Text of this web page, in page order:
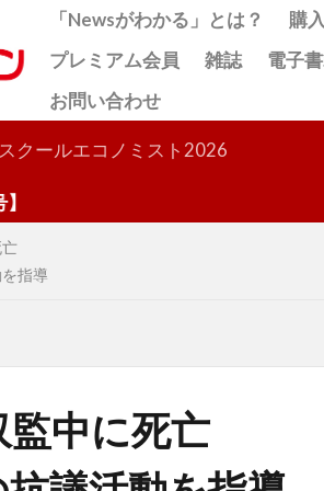
「Newsがわかる」とは？ 購
プレミアム会員
雑誌 電子
お問い合わせ
スクールエコノミスト2026
指導
中に死亡
検索